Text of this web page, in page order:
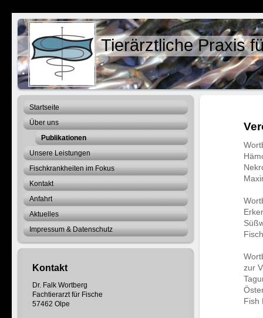
Tierärztliche Praxis
Startseite
Über uns
Publikationen
Unsere Leistungen
Fischkrankheiten im Fokus
Kontakt
Anfahrt
Aktuelles
Impressum & Datenschutz
Kontakt
Dr. Falk Wortberg
Fachtierarzt für Fische
57462 Olpe
zur
Fish